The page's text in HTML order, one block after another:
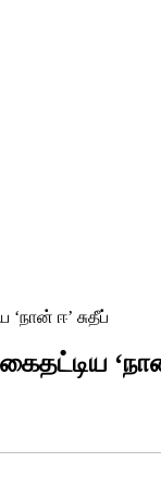
‘நான் ஈ’ சுதீப்
கைதட்டிய